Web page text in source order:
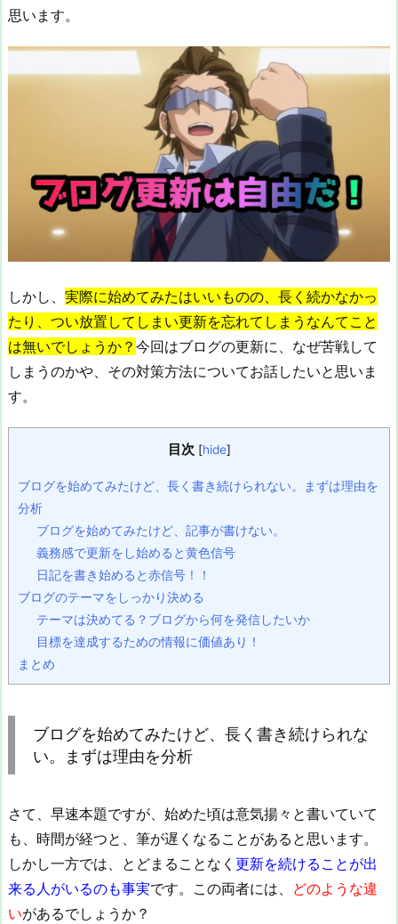
思います。
しかし、 実際に始めてみたはいいものの、長く続かなかっ
たり、つい放置してしまい更新を忘れてしまうなんてこと
は無いでしょうか？ 今回はブログの更新に、なぜ苦戦して
しまうのかや、その対策方法についてお話したいと思いま
す。
目次 [hide]
ブログを始めてみたけど、長く書き続けられない。まずは理由を
分析
ブログを始めてみたけど、記事が書けない。
義務感で更新をし始めると黄色信号
日記を書き始めると赤信号！！
ブログのテーマをしっかり決める
テーマは決めてる？ブログから何を発信したいか
目標を達成するための情報に価値あり！
まとめ
ブログを始めてみたけど、長く書き続けられな
い。まずは理由を分析
さて、早速本題ですが、始めた頃は意気揚々と書いていて
も、時間が経つと、筆が遅くなることがあると思います。
しかし一方では、とどまることなく 更新を続けることが出
来る人がいるのも事実です。この両者には、 どのような違
いがあるでしょうか？